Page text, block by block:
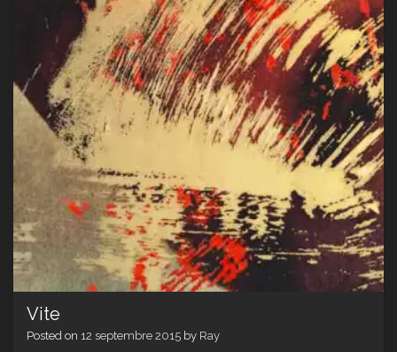
Vite
Posted on 12 septembre 2015 by Ray